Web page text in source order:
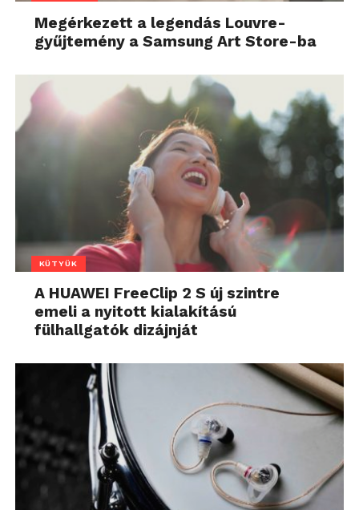
Megérkezett a legendás Louvre-
gyűjtemény a Samsung Art Store-ba
KÜTYÜK
A HUAWEI FreeClip 2 S új szintre
emeli a nyitott kialakítású
fülhallgatók dizájnját